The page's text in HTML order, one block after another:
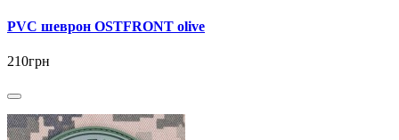
PVC шеврон OSTFRONT olive
210грн